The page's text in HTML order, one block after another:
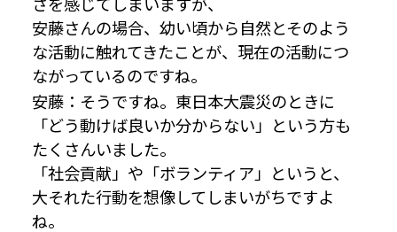
安藤さんの場合、幼い頃から自然とそのよう
な活動に触れてきたことが、現在の活動につ
ながっているのですね。
安藤：そうですね。東日本大震災のときに
「どう動けば良いか分からない」という方も
たくさんいました。
「社会貢献」や「ボランティア」というと、
大それた行動を想像してしまいがちですよ
ね。